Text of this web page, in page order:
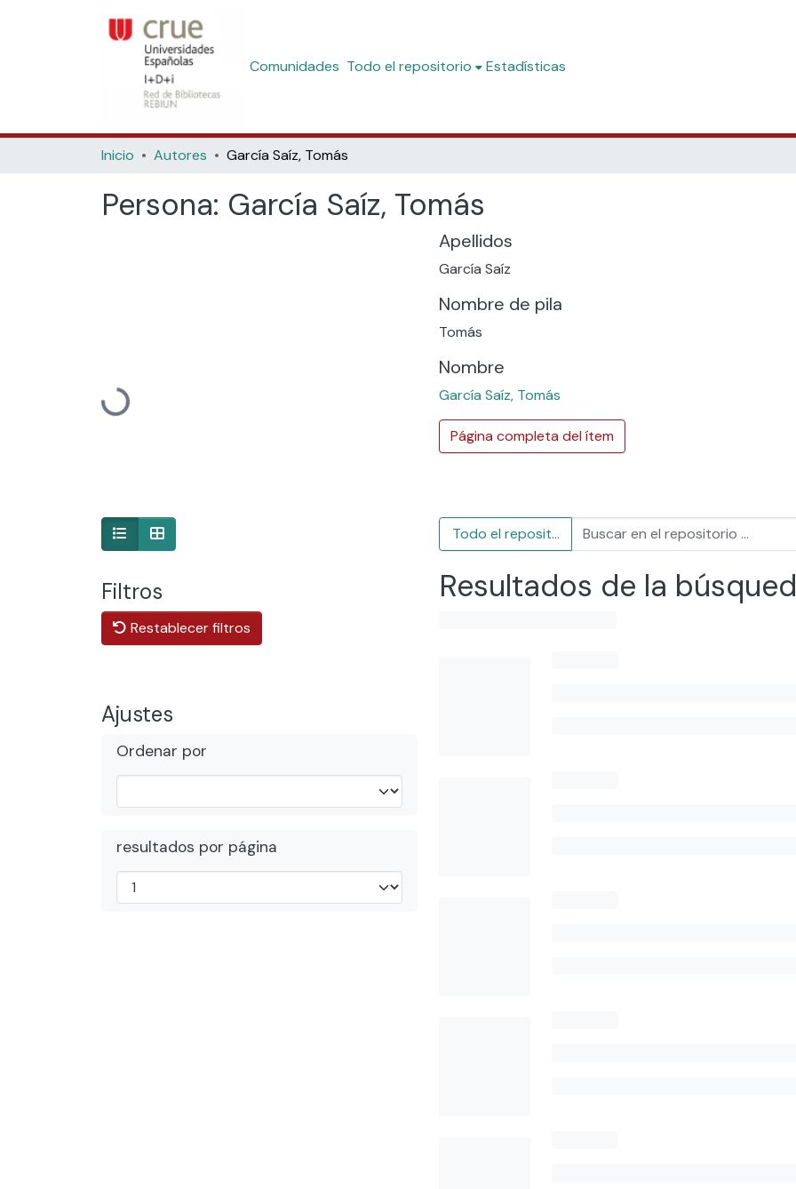
Comunidades Todo el repositorio Estadísticas
Inicio Autores García Saíz, Tomás
Persona: García Saíz, Tomás
Cargando...
Apellidos
García Saíz
Nombre de pila
Tomás
Nombre
García Saíz, Tomás
Página completa del ítem
Filtros
Restablecer filtros
Ajustes
Ordenar por
resultados por página
Todo el repositorio
Resultados de la